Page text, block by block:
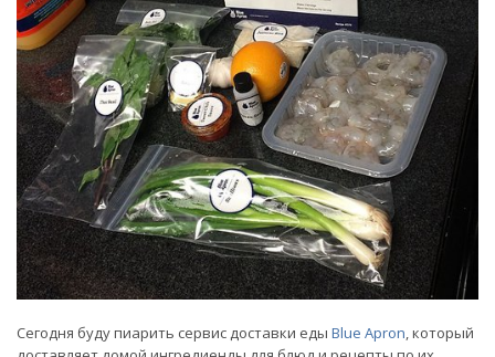
Сегодня буду пиарить сервис доставки еды Blue Apron, который